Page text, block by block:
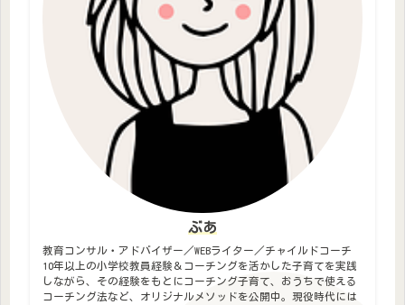
ぶあ
教育コンサル・アドバイザー／WEBライター／チャイルドコーチ
10年以上の小学校教員経験＆コーチングを活かした子育てを実践
しながら、その経験をもとにコーチング子育て、おうちで使える
コーチング法など、オリジナルメソッドを公開中。現役時代には